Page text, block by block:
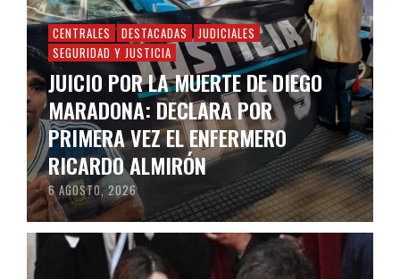
CENTRALES DESTACADAS
JUDICIALES
SEGURIDAD Y JUSTICIA
JUICIO POR LA MUERTE DE DIEGO
MARADONA: DECLARA POR
PRIMERA VEZ EL ENFERMERO
RICARDO ALMIRÓN
6 AGOSTO, 2026